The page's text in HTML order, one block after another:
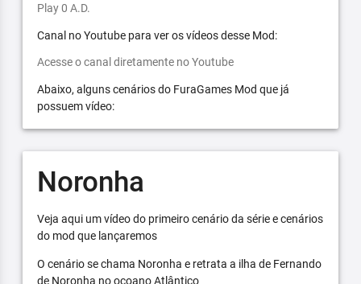
Play 0 A.D.
Canal no Youtube para ver os vídeos desse Mod:
Acesse o canal diretamente no Youtube
Abaixo, alguns cenários do FuraGames Mod que já
possuem vídeo:
Noronha
Veja aqui um vídeo do primeiro cenário da série e cenários
do mod que lançaremos
O cenário se chama Noronha e retrata a ilha de Fernando
de Noronha no ocoano Atlântico